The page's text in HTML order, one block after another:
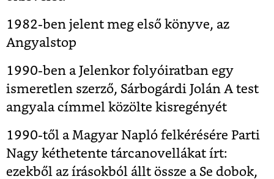
1982-ben jelent meg első könyve, az
Angyalstop
1990-ben a Jelenkor folyóiratban egy
ismeretlen szerző, Sárbogárdi Jolán A test
angyala címmel közölte kisregényét
1990-től a Magyar Napló felkérésére Parti
Nagy kéthetente tárcanovellákat írt:
ezekből az írásokból állt össze a Se dobok,